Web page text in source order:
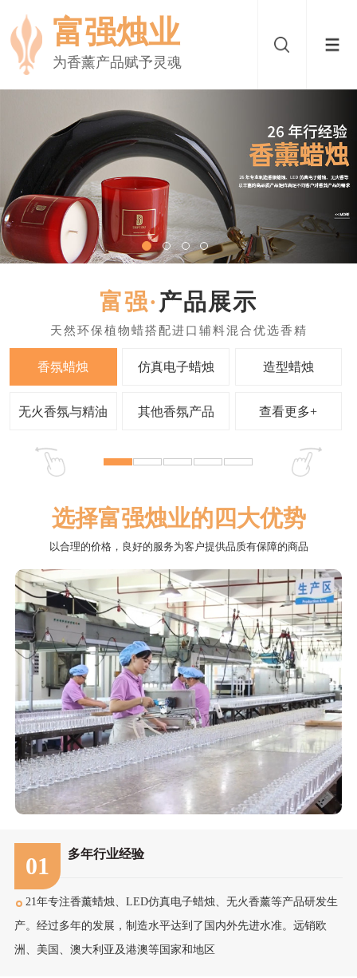
富强烛业
为香薰产品赋予灵魂
产品展示
查看更多+
选择富强烛业的四大优势
以合理的价格，良好的服务为客户提供品质有保障的商品
01 多年行业经验
21年专注香薰蜡烛、LED仿真电子蜡烛、无火香薰等产品研发生
产。经过多年的发展，制造水平达到了国内外先进水准。远销欧
洲、美国、澳大利亚及港澳等国家和地区